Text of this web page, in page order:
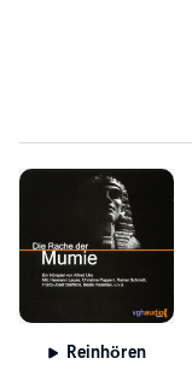
Reinhören